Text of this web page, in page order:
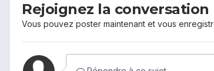
Rejoignez la conversation
Vous pouvez poster maintenant et vous